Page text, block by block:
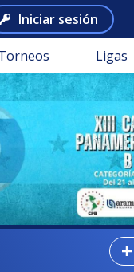
Iniciar sesión
Ligas